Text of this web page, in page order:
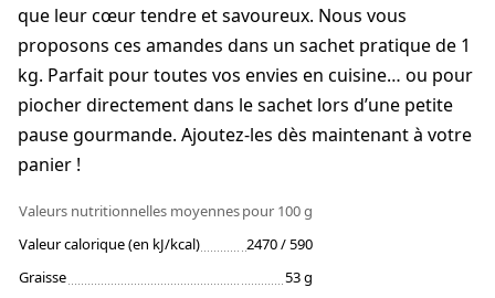
que leur cœur tendre et savoureux. Nous vous
proposons ces amandes dans un sachet pratique de 1
kg. Parfait pour toutes vos envies en cuisine… ou pour
piocher directement dans le sachet lors d’une petite
pause gourmande. Ajoutez-les dès maintenant à votre
panier !
Valeurs nutritionnelles moyennespour 100 g
Valeur calorique (en kJ/kcal)
2470 / 590
Graisse
53 g